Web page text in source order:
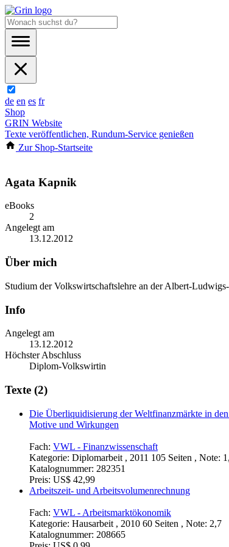
de en es fr
Shop
GRIN Website
Texte veröffentlichen, Rundum-Service genießen
Zur Shop-Startseite
Agata Kapnik
eBooks
2
Angelegt am
13.12.2012
Über mich
Studium der Volkswirtschaftslehre an der Albert-
Info
Angelegt am
13.12.2012
Höchster Abschluss
Diplom-Volkswirtin
Texte (2)
Die Überliquidisierung der Weltfinanzmärkte in
Motive und Wirkungen
Fach: VWL - Finanzwissenschaft
Kategorie: Diplomarbeit , 2011 105 Seiten , Note:
Katalognummer: 282351
Preis: US$ 42,99
Arbeitszeit- und Arbeitsvolumenrechnung
Fach: VWL - Arbeitsmarktökonomik
Kategorie: Hausarbeit , 2010 60 Seiten , Note: 2,7
Katalognummer: 208665